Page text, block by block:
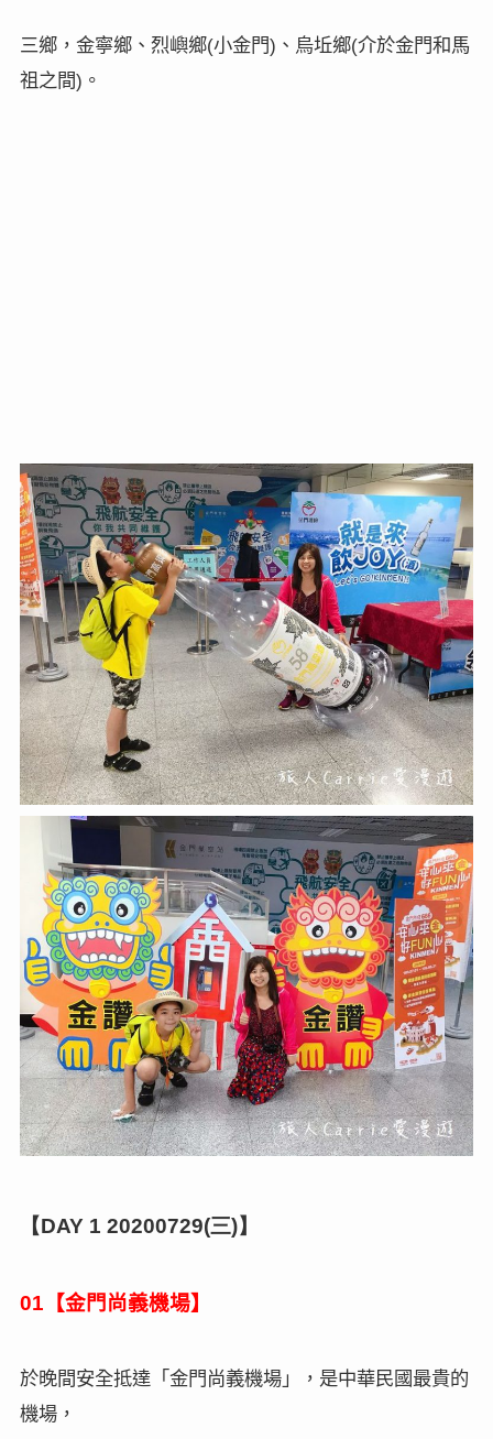
三鄉，金寧鄉、烈嶼鄉(小金門) 、烏坵鄉(介於金門和馬
祖之間) 。
【DAY 1 20200729(三)】
01 【金門尚義機場】
於晚間安全抵達「金門尚義機場」，是中華民國最貴的
機場，